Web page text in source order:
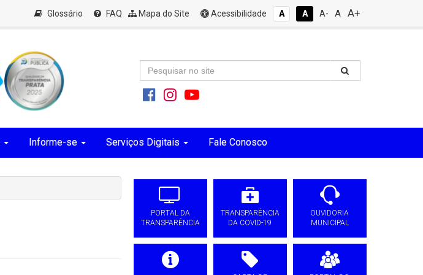
Glossário FAQ Mapa do Site Acessibilidade A A A- A A+
Informe-se Serviços Digitais Fale Conosco
PORTAL DA
TRANSPARÊNCIA
TRANSPARÊNCIA
DA COVID-19
OUVIDORIA
MUNICIPAL